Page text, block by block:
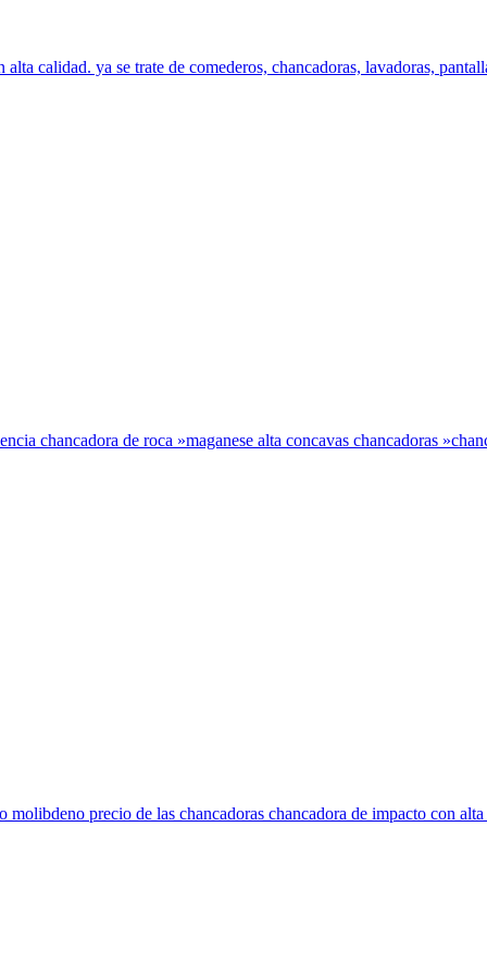
calidad. ya se trate de comederos, chancadoras, lavadoras,
chancadora de roca »maganese alta concavas chancadoras
precio de las chancadoras chancadora de impacto con